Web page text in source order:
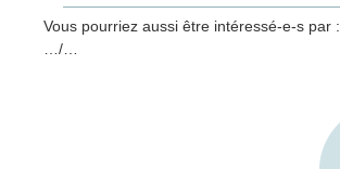
Vous pourriez aussi être intéressé-e-s par :
…/…